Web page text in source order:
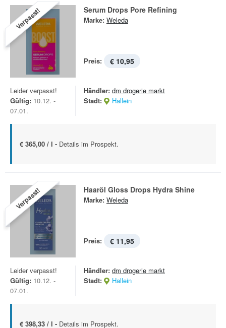
Verpasst! Serum Drops Pore Refining
Marke: Weleda
Preis: € 10,95
Leider verpasst!
Gültig: 10.12. -
07.01.
Händler: dm drogerie markt
Stadt:
Hallein
€ 365,00 / l - Details im Prospekt.
Verpasst! Haaröl Gloss Drops Hydra Shine
Marke: Weleda
Preis: € 11,95
Leider verpasst!
Gültig: 10.12. -
07.01.
Händler: dm drogerie markt
Stadt:
Hallein
€ 398,33 / l - Details im Prospekt.